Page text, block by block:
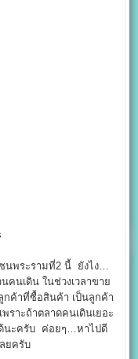
นพระรามที่2 นี้ ยังไง…
คนเดิน ในช่วงเวลาขาย
กค้าที่ซื้อสินค้า เป็นลูกค้า
ราะถ้าตลาดคนเดินเยอะ
ด้นะครับ ค่อยๆ…หาไปดี
ยครับ